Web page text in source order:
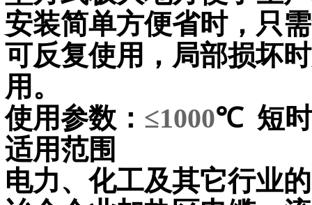
安装简单方便省时，只
可反复使用，局部损坏
用。
使用参数： ≤1000℃ 短
适用范围
电力、化工及其它行业